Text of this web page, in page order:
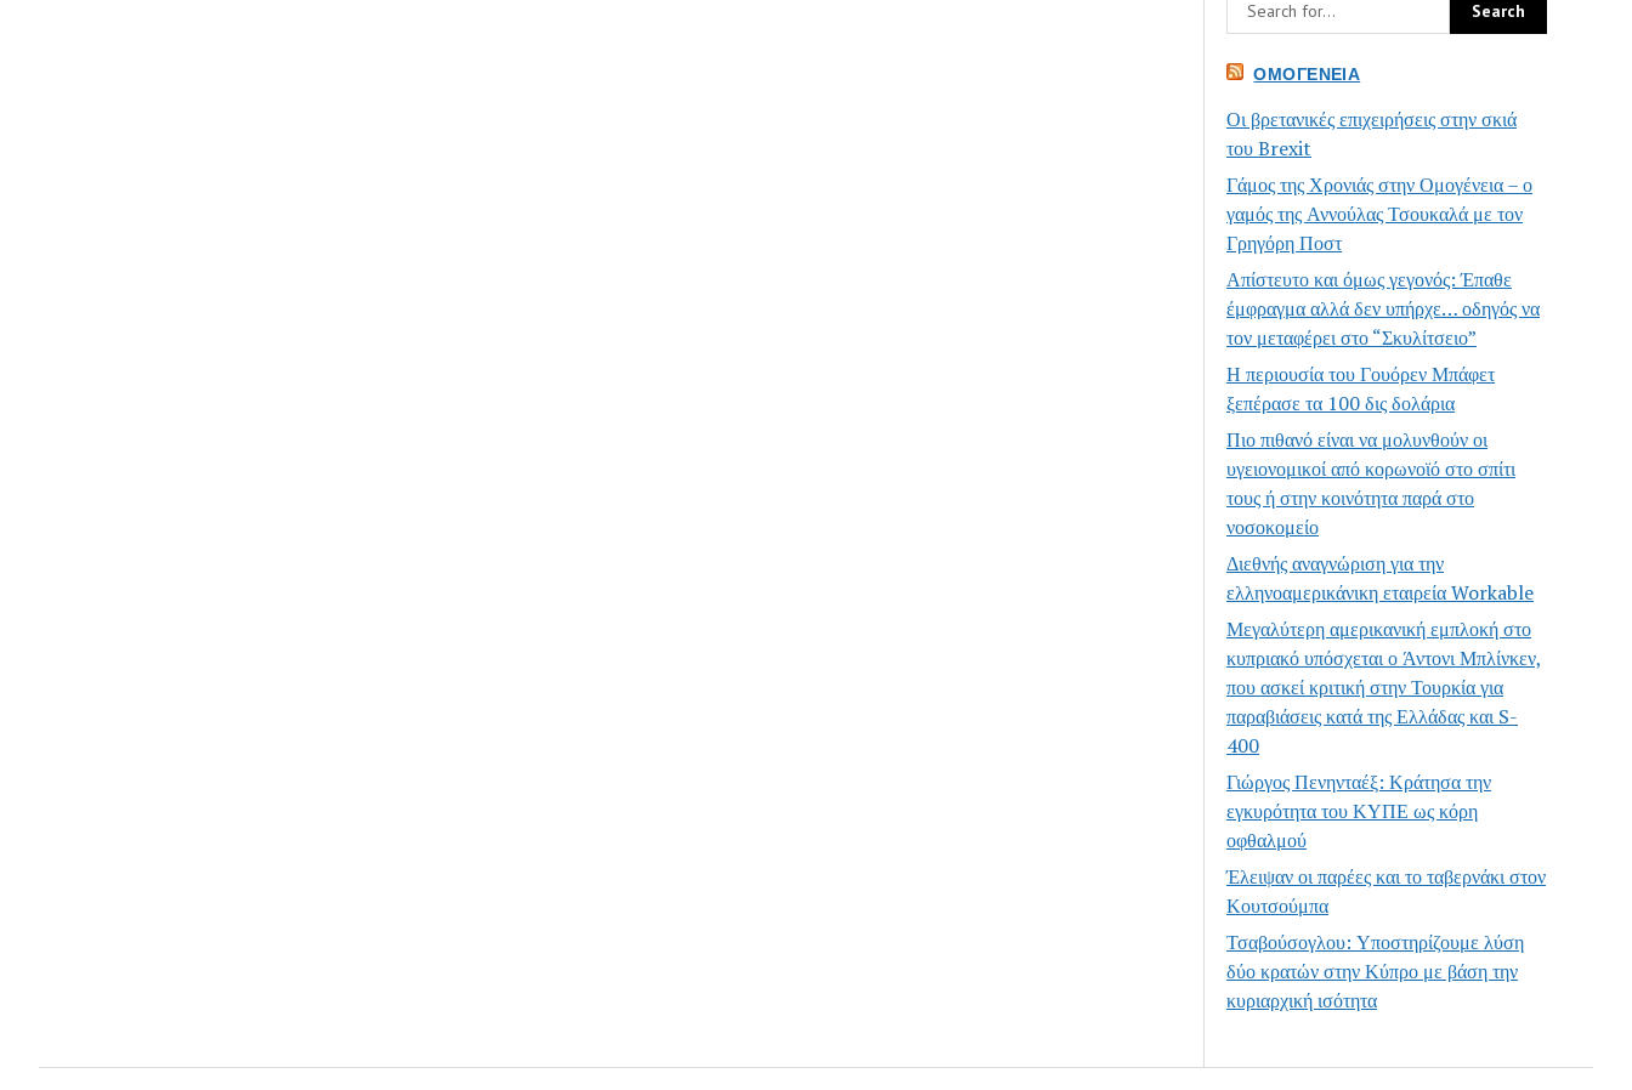
ΟΜΟΓΈΝΕΙΑ
Οι βρετανικές επιχειρήσεις στην σκιά
του Brexit
Γάμος της Χρονιάς στην Ομογένεια – ο
γαμός της Αννούλας Τσουκαλά με τον
Γρηγόρη Ποστ
Απίστευτο και όμως γεγονός: Έπαθε
έμφραγμα αλλά δεν υπήρχε… οδηγός να
τον μεταφέρει στο “Σκυλίτσειο”
Η περιουσία του Γουόρεν Μπάφετ
ξεπέρασε τα 100 δις δολάρια
Πιο πιθανό είναι να μολυνθούν οι
υγειονομικοί από κορωνοϊό στο σπίτι
τους ή στην κοινότητα παρά στο
νοσοκομείο
Διεθνής αναγνώριση για την
ελληνοαμερικάνικη εταιρεία Workable
Μεγαλύτερη αμερικανική εμπλοκή στο
κυπριακό υπόσχεται ο Άντονι Μπλίνκεν,
που ασκεί κριτική στην Τουρκία για
παραβιάσεις κατά της Ελλάδας και S-
400
Γιώργος Πενηνταέξ: Κράτησα την
εγκυρότητα του ΚΥΠΕ ως κόρη
οφθαλμού
Έλειψαν οι παρέες και το ταβερνάκι στον
Κουτσούμπα
Τσαβούσογλου: Υποστηρίζουμε λύση
δύο κρατών στην Κύπρο με βάση την
κυριαρχική ισότητα